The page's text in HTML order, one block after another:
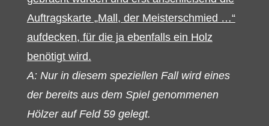
Auftragskarte „Mall, der Meisterschmied …“
aufdecken, für die ja ebenfalls ein Holz
benötigt wird.
A: Nur in diesem speziellen Fall wird eines
der bereits aus dem Spiel genommenen
Hölzer auf Feld 59 gelegt.